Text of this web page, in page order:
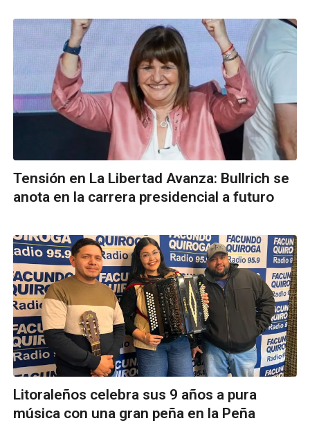
Tensión en La Libertad Avanza: Bullrich se
anota en la carrera presidencial a futuro
Litoraleños celebra sus 9 años a pura
música con una gran peña en la Peña